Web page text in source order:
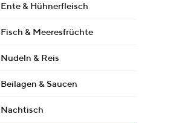
Ente & Hühnerfleisch
Fisch & Meeresfrüchte
Nudeln & Reis
Beilagen & Saucen
Nachtisch